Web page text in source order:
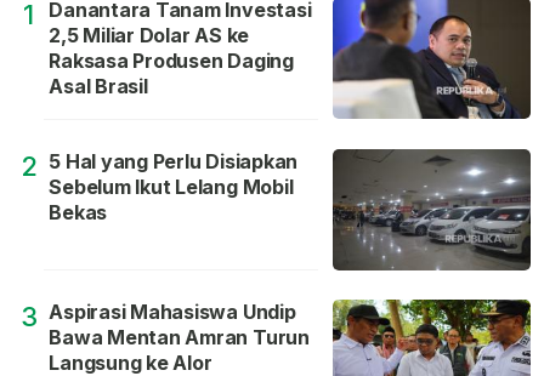
1
Danantara Tanam Investasi
2,5 Miliar Dolar AS ke
Raksasa Produsen Daging
Asal Brasil
2 5 Hal yang Perlu Disiapkan
Sebelum Ikut Lelang Mobil
Bekas
3 Aspirasi Mahasiswa Undip
Bawa Mentan Amran Turun
Langsung ke Alor